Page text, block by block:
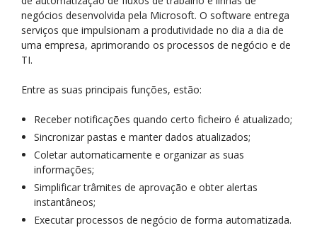
negócios desenvolvida pela Microsoft. O software entrega
serviços que impulsionam a produtividade no dia a dia de
uma empresa, aprimorando os processos de negócio e de
TI.
Entre as suas principais funções, estão:
Receber notificações quando certo ficheiro é atualizado;
Sincronizar pastas e manter dados atualizados;
Coletar automaticamente e organizar as suas
informações;
Simplificar trâmites de aprovação e obter alertas
instantâneos;
Executar processos de negócio de forma automatizada.